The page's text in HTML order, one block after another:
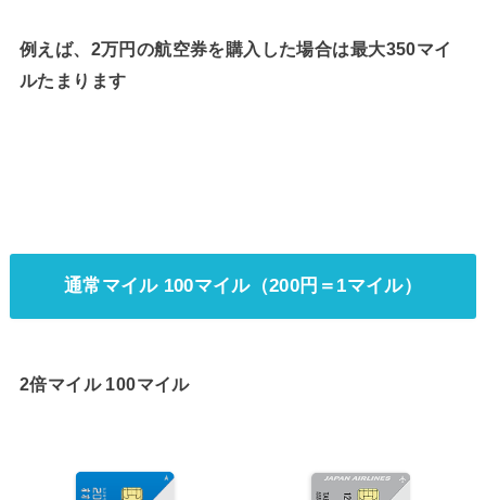
例えば、2万円の航空券を購入した場合は最大350マイ
ルたまります
通常マイル 100マイル（200円＝1マイル）
2倍マイル 100マイル